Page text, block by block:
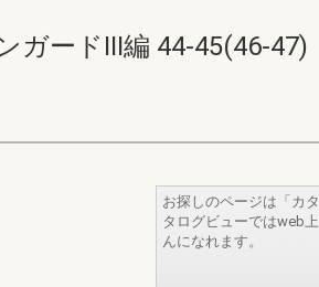
ガードIII編 44-45(46-47)
お探しのページは「カ
タログビューではweb
んになれます。